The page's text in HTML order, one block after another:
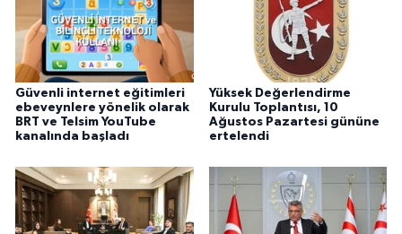
Güvenli internet eğitimleri
ebeveynlere yönelik olarak
BRT ve Telsim YouTube
kanalında başladı
Yüksek Değerlendirme
Kurulu Toplantısı, 10
Ağustos Pazartesi gününe
ertelendi